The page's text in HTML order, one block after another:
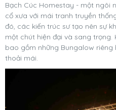
Bạch Cúc Homestay - một ngôi
cổ xưa với mái tranh truyền
đó, các kiến trúc sư tạo nên sự
một chút hiện đại và sang
bao gồm những Bungalow riêng
thoải mái.